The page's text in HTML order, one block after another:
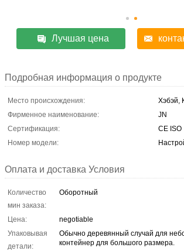
Лучшая цена
Подробная информация о продукте
Место происхождения:
Хэбэй,
Фирменное наименование:
JN
Сертификация:
CE ISO
Номер модели:
Оплата и доставка Условия
Количество
мин заказа:
Оборотный
Цена:
negotiable
Упаковывая
детали:
Обычно деревянный случай для
контейнер для большого размера.